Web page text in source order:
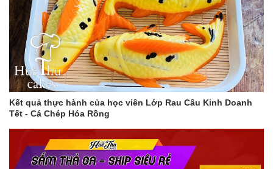
Kết quả thực hành của học viên Lớp Rau Câu Kinh Doanh
Tết - Cá Chép Hóa Rồng